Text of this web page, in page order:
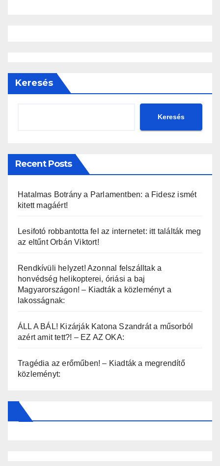
Keresés
Keresés
Recent Posts
Hatalmas Botrány a Parlamentben: a Fidesz ismét
kitett magáért!
Lesifotó robbantotta fel az internetet: itt találták meg
az eltűnt Orbán Viktort!
Rendkívüli helyzet! Azonnal felszálltak a
honvédség helikopterei, óriási a baj
Magyarországon! – Kiadták a közleményt a
lakosságnak:
ÁLL A BÁL! Kizárják Katona Szandrát a műsorból
azért amit tett?! – EZ AZ OKA:
Tragédia az erőműben! – Kiadták a megrendítő
közleményt: